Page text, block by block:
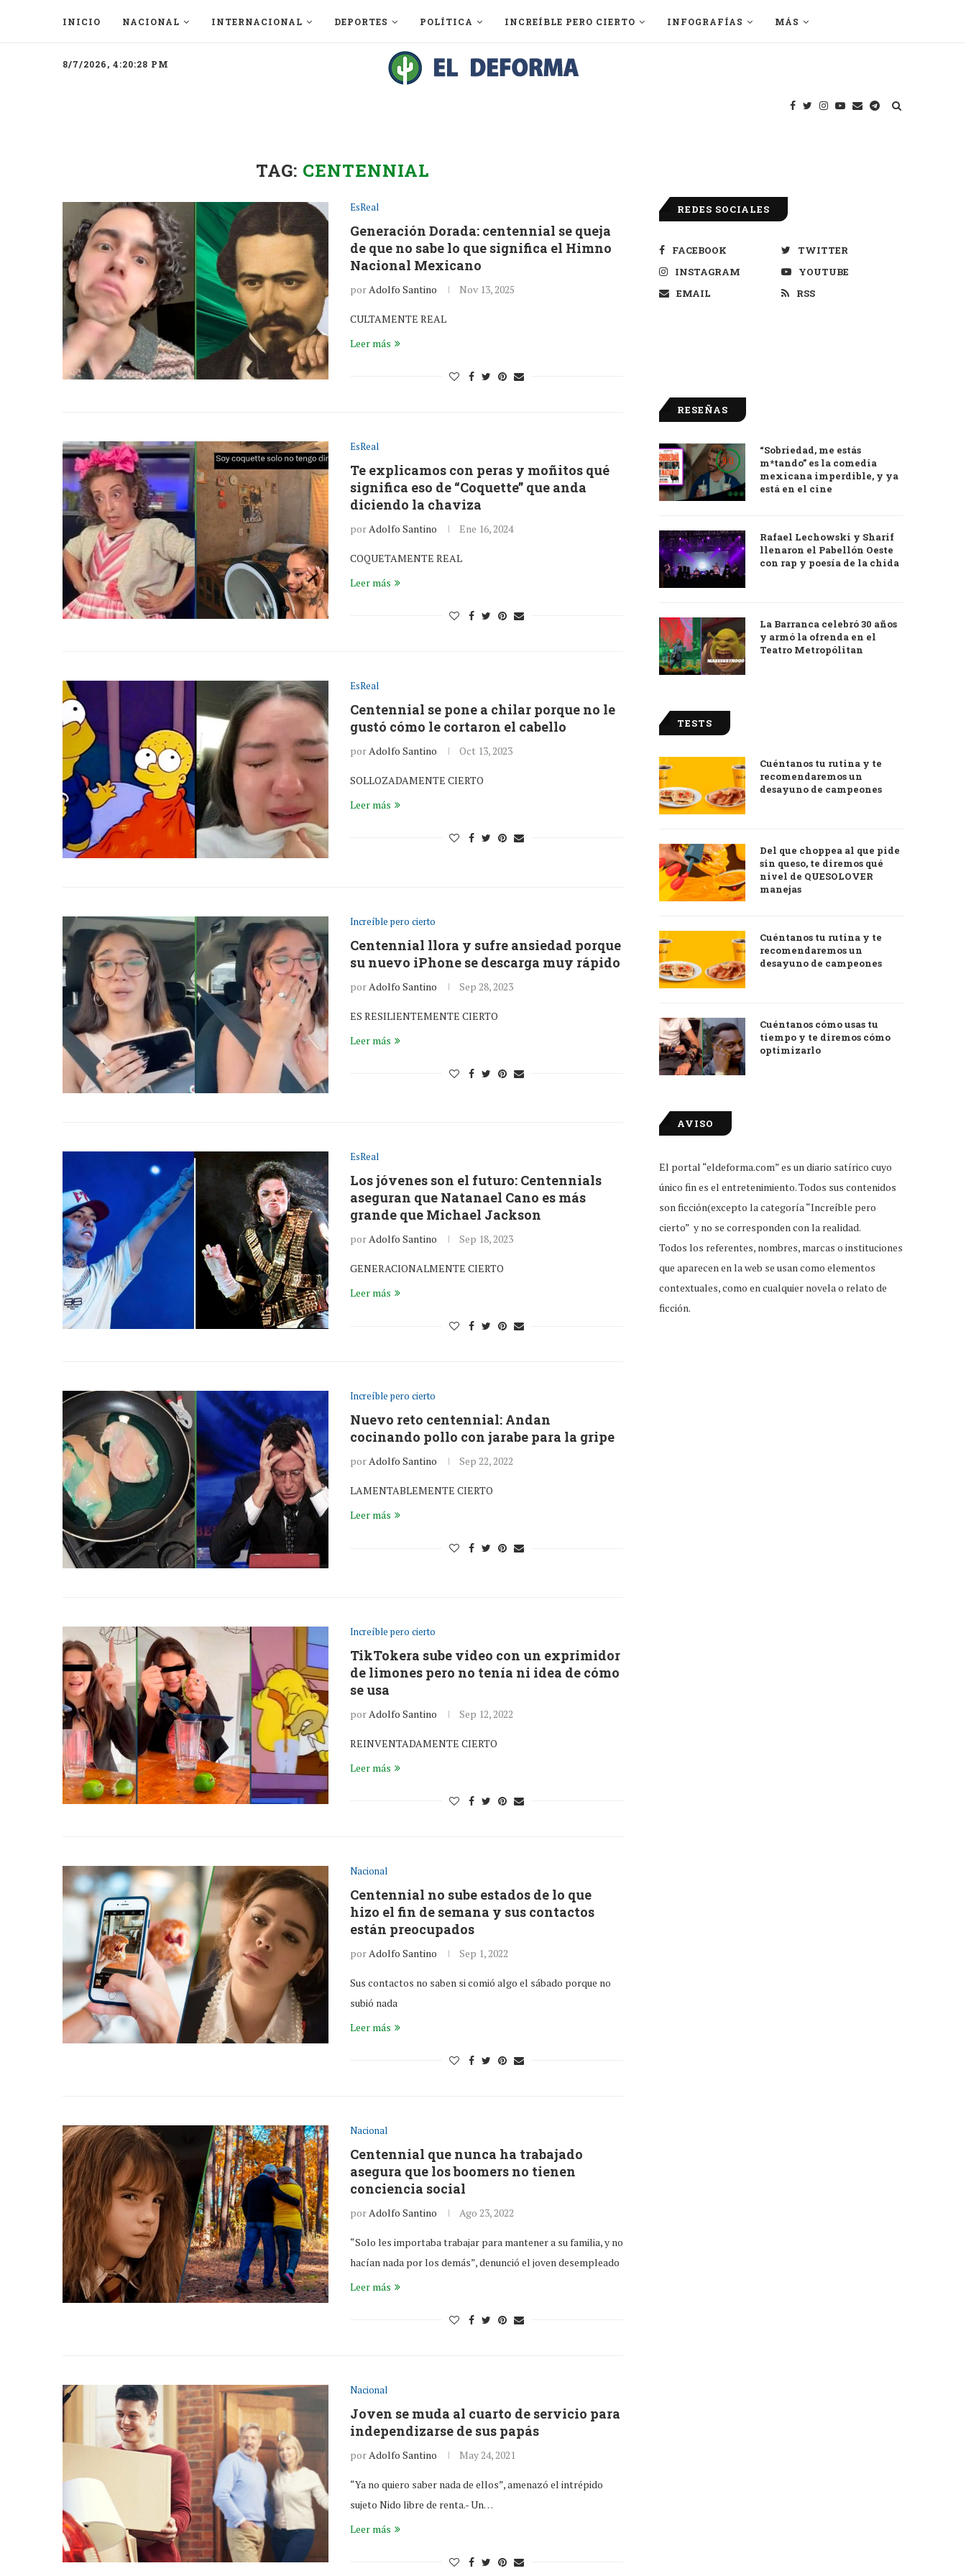
INICIO NACIONAL INTERNACIONAL DEPORTES POLÍTICA INCREÍBLE PERO CIERTO INFOGRAFÍAS MÁS
8/7/2026, 4:20:28 PM
TAG: CENTENNIAL
EsReal
Generación Dorada: centennial se queja
de que no sabe lo que significa el Himno
Nacional Mexicano
porAdolfo Santino Nov 13, 2025
CULTAMENTE REAL
Leer más
EsReal
Te explicamos con peras y moñitos qué
significa eso de “Coquette” que anda
diciendo la chaviza
porAdolfo Santino Ene 16, 2024
COQUETAMENTE REAL
Leer más
EsReal
Centennial se pone a chilar porque no le
gustó cómo le cortaron el cabello
porAdolfo Santino Oct 13, 2023
SOLLOZADAMENTE CIERTO
Leer más
Increíble pero cierto
Centennial llora y sufre ansiedad porque
su nuevo iPhone se descarga muy rápido
por Adolfo Santino Sep 28, 2023
ES RESILIENTEMENTE CIERTO
Leer más
EsReal
Los jóvenes son el futuro: Centennials
aseguran que Natanael Cano es más
grande que Michael Jackson
porAdolfo Santino Sep 18, 2023
GENERACIONALMENTE CIERTO
Leer más
Increíble pero cierto
Nuevo reto centennial: Andan
cocinando pollo con jarabe para la gripe
porAdolfo Santino Sep 22, 2022
LAMENTABLEMENTE CIERTO
Leer más
Increíble pero cierto
TikTokera sube video con un exprimidor
de limones pero no tenía ni idea de cómo
se usa
porAdolfo Santino Sep 12, 2022
REINVENTADAMENTE CIERTO
Leer más
Nacional
Centennial no sube estados de lo que
hizo el fin de semana y sus contactos
están preocupados
porAdolfo Santino Sep 1, 2022
Sus contactos no saben si comió algo el sábado porque no
subió nada
Leer más
Nacional
Centennial que nunca ha trabajado
asegura que los boomers no tienen
conciencia social
porAdolfo Santino Ago 23, 2022
“Solo les importaba trabajar para mantener a su familia, y no
hacían nada por los demás”, denunció el joven desempleado
Leer más
Nacional
Joven se muda al cuarto de servicio para
independizarse de sus papás
porAdolfo Santino May 24, 2021
“Ya no quiero saber nada de ellos”, amenazó el intrépido
sujeto Nido libre de renta.- Un…
Leer más
REDES SOCIALES
FACEBOOK
TWITTER
INSTAGRAM
YOUTUBE
EMAIL
RSS
RESEÑAS
9.0
“Sobriedad, me estás
m*tando” es la comedia
mexicana imperdible, y ya
está en el cine
Rafael Lechowski y Sharif
llenaron el Pabellón Oeste
con rap y poesía de la chida
La Barranca celebró 30 años
y armó la ofrenda en el
Teatro Metropólitan
TESTS
Cuéntanos tu rutina y te
recomendaremos un
desayuno de campeones
Del que choppea al que pide
sin queso, te diremos qué
nivel de QUESOLOVER
manejas
Cuéntanos tu rutina y te
recomendaremos un
desayuno de campeones
Cuéntanos cómo usas tu
tiempo y te diremos cómo
optimizarlo
AVISO
El portal “eldeforma.com” es un diario satírico cuyo
único fin es el entretenimiento. Todos sus contenidos
son ficción(excepto la categoría “Increíble pero
cierto” y no se corresponden con la realidad.
Todos los referentes, nombres, marcas o instituciones
que aparecen en la web se usan como elementos
contextuales, como en cualquier novela o relato de
ficción.